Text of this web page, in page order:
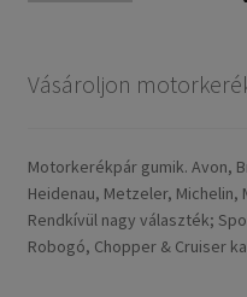
Vásároljon
Motorkerékpár gumik. Avon,
Heidenau, Metzeler, Michelin,
Rendkívül nagy választék;
Robogó, Chopper & Cruiser